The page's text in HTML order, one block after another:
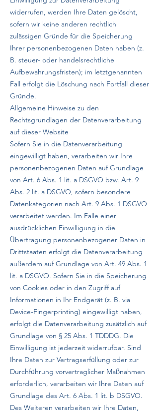
widerrufen, werden Ihre Daten gelöscht,
sofern wir keine anderen rechtlich
zulässigen Gründe für die Speicherung
Ihrer personenbezogenen Daten haben (z.
B. steuer- oder handelsrechtliche
Aufbewahrungsfristen); im letztgenannten
Fall erfolgt die Löschung nach Fortfall dieser
Gründe.
Allgemeine Hinweise zu den
Rechtsgrundlagen der Datenverarbeitung
auf dieser Website
Sofern Sie in die Datenverarbeitung
eingewilligt haben, verarbeiten wir Ihre
personenbezogenen Daten auf Grundlage
von Art. 6 Abs. 1 lit. a DSGVO bzw. Art. 9
Abs. 2 lit. a DSGVO, sofern besondere
Datenkategorien nach Art. 9 Abs. 1 DSGVO
verarbeitet werden. Im Falle einer
ausdrücklichen Einwilligung in die
Übertragung personenbezogener Daten in
Drittstaaten erfolgt die Datenverarbeitung
außerdem auf Grundlage von Art. 49 Abs. 1
lit. a DSGVO. Sofern Sie in die Speicherung
von Cookies oder in den Zugriff auf
Informationen in Ihr Endgerät (z. B. via
Device-Fingerprinting) eingewilligt haben,
erfolgt die Datenverarbeitung zusätzlich auf
Grundlage von § 25 Abs. 1 TDDDG. Die
Einwilligung ist jederzeit widerrufbar. Sind
Ihre Daten zur Vertragserfüllung oder zur
Durchführung vorvertraglicher Maßnahmen
erforderlich, verarbeiten wir Ihre Daten auf
Grundlage des Art. 6 Abs. 1 lit. b DSGVO.
Des Weiteren verarbeiten wir Ihre Daten,